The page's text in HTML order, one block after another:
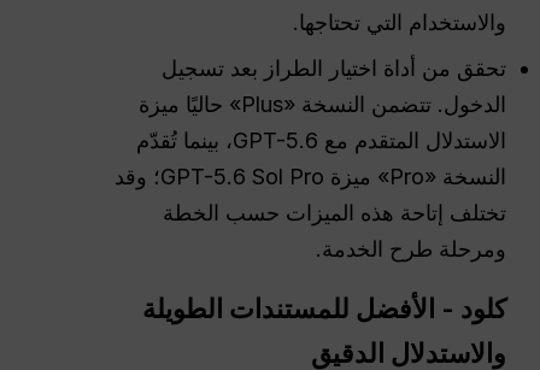
والاستخدام التي تحتاجها.
تحقق من أداة اختيار الطراز بعد تسجيل
الدخول. تتضمن النسخة «Plus» حاليًا ميزة
الاستدلال المتقدم مع GPT-5.6، بينما تُقدّم
النسخة «Pro» ميزة GPT-5.6 Sol Pro؛ وقد
تختلف إتاحة هذه الميزات حسب الخطة
ومرحلة طرح الخدمة.
كلود - الأفضل للمستندات الطويلة
والاستدلال الدقيق